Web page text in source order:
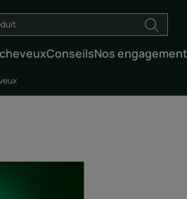
ConseilsNos